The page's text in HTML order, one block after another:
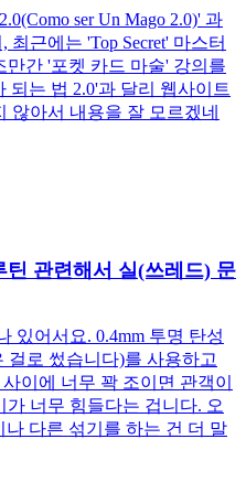
ser Un Mago 2.0)' 과
근에는 'Top Secret' 마스터
간 '포켓 카드 마술' 강의를
되는 법 2.0'과 달리 웹사이트
않아서 내용을 잘 모르겠네
관련해서 실(쓰레드) 문
있어서요. 0.4mm 투명 탄성
걸로 썼습니다)를 사용하고
이에 너무 꽉 조이면 관객이
너무 힘들다는 겁니다. 오
나 다른 섞기를 하는 건 더 말